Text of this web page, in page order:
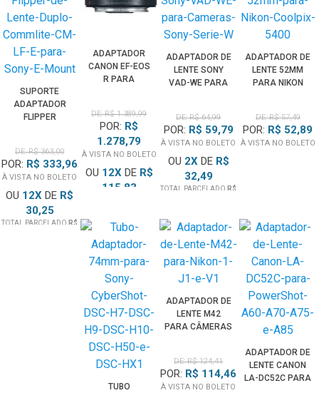
SUPORTE
ADAPTADOR
FLIPPER
MOUNT DUPLO
(CM-LF-E)
DE: R$ 363,00
POR: R$ 333,96
À VISTA NO BOLETO
OU 12X DE R$
30,25
TOTAL PARCELADO R$
ADAPTADOR
CANON EF-EOS
R PARA
EM CÂMERAS
EOS R
DE: R$ 1.389,99
POR: R$
1.278,79
À VISTA NO BOLETO
OU 12XDE R$
115,83
ADAPTADOR DE
LENTE SONY
VAD-WE PARA
DE: R$ 64,99
POR: R$ 59,79
À VISTA NO BOLETO
OU 2XDE R$
32,49
TOTAL PARCELADO R$
ADAPTADOR DE
LENTE 52MM
PARA NIKON
DE: R$ 57,49
POR: R$ 52,89
À VISTA NO BOLETO
TUBO
ADAPTADOR DE
LENTE M42
PARA CÂMERAS
DE: R$ 124,41
POR: R$ 114,46
À VISTA NO BOLETO
ADAPTADOR DE
LENTE CANON
LA-DC52C PARA